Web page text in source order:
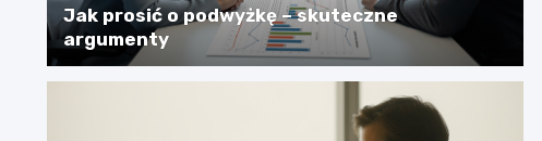
Jak prosić o podwyżkę – skuteczne
argumenty